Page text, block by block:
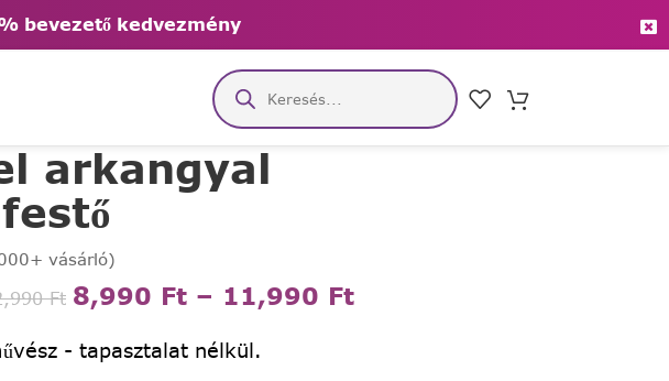
bevezető kedvezmény
arkangyal
vásárló)
Ft 8,990 Ft – 11,990 Ft
- tapasztalat nélkül.